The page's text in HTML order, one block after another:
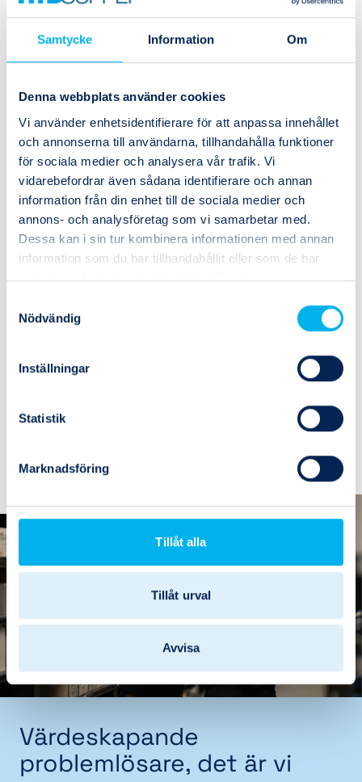
Samtycke Information Om
Denna webbplats använder cookies
Vi använder enhetsidentifierare för att anpassa innehållet
och annonserna till användarna, tillhandahålla funktioner
för sociala medier och analysera vår trafik. Vi
vidarebefordrar även sådana identifierare och annan
information från din enhet till de sociala medier och
annons- och analysföretag som vi samarbetar med.
Dessa kan i sin tur kombinera informationen med annan
information som du har tillhandahållit eller som de har
samlat in när du har använt deras tjänster.
Nödvändig
Inställningar
Statistik
Marknadsföring
Tillåt alla
Tillåt urval
Avvisa
Lagerstatus I lager
10670-20-16-SM
Rak IR 1 5/8 UNF JIC x 1 SL
Anslutning 1, storlek
-16 (1)
Anslutning längd
52 mm
Maximalt drifttryck
210 bar
I lager
(3)
Värdeskapande
problemlösare, det är vi